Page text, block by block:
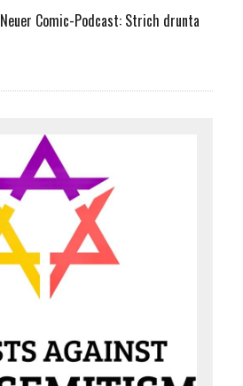
Neuer Comic-Podcast: Strich drunta